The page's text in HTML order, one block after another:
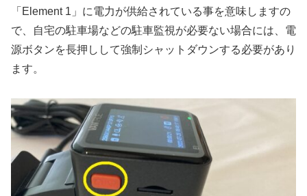
「Element 1」に電力が供給されている事を意味しますの
で、自宅の駐車場などの駐車監視が必要ない場合には、電
源ボタンを長押しして強制シャットダウンする必要があり
ます。